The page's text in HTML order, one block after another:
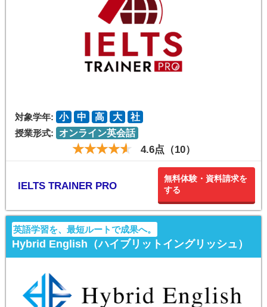
対象学年: 小 中 高 大
社
授業形式:
オンライン英会話
4.6点（10）
IELTS TRAINER PRO
無料体験・資料請求を
する
英語学習を、最短ルートで成果へ。
Hybrid English（ハイブリットイングリッシュ）